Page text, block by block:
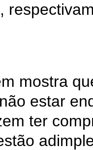
mostra
estar
ter